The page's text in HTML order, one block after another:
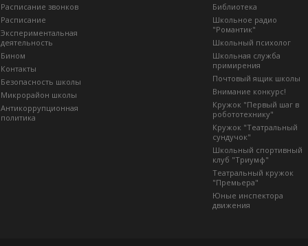
Расписание звонков
Расписание
Экспериментальная
деятельность
Бином
Контакты
Безопасность школы
Микрорайон школы
Антикоррупционная
политика
Библиотека
Школьное радио
"Романтик"
Школьный психолог
Школьная служба
примирения
Почтовый ящик школы
Внимание конкурс!
Кружок "Первый шаг в
робототехнику"
Кружок "Театральный
сундучок"
Школьный спортивный
клуб "Триумф"
Театральный кружок
"Премьера"
Юные инспектора
движения